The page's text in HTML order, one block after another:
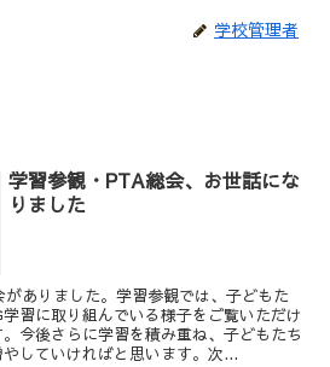
学校管理者
学習参観・PTA総会、お世話にな
りました
ありました。学習参観では、子どもた
習に取り組んでいる様子をご覧いただけ
今後さらに学習を積み重ね、子どもたち
していければと思います。次...